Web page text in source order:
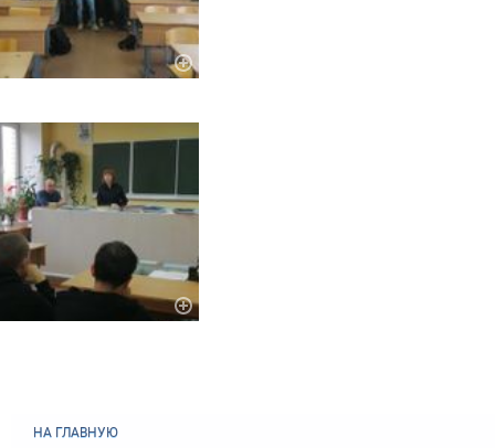
НА ГЛАВНУЮ